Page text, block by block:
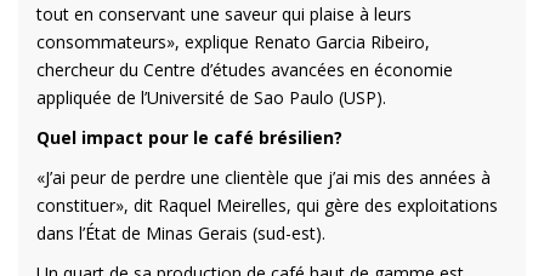
tout en conservant une saveur qui plaise à leurs
consommateurs», explique Renato Garcia Ribeiro,
chercheur du Centre d’études avancées en économie
appliquée de l’Université de Sao Paulo (USP).
Quel impact pour le café brésilien?
«J’ai peur de perdre une clientèle que j’ai mis des années à
constituer», dit Raquel Meirelles, qui gère des exploitations
dans l’État de Minas Gerais (sud-est).